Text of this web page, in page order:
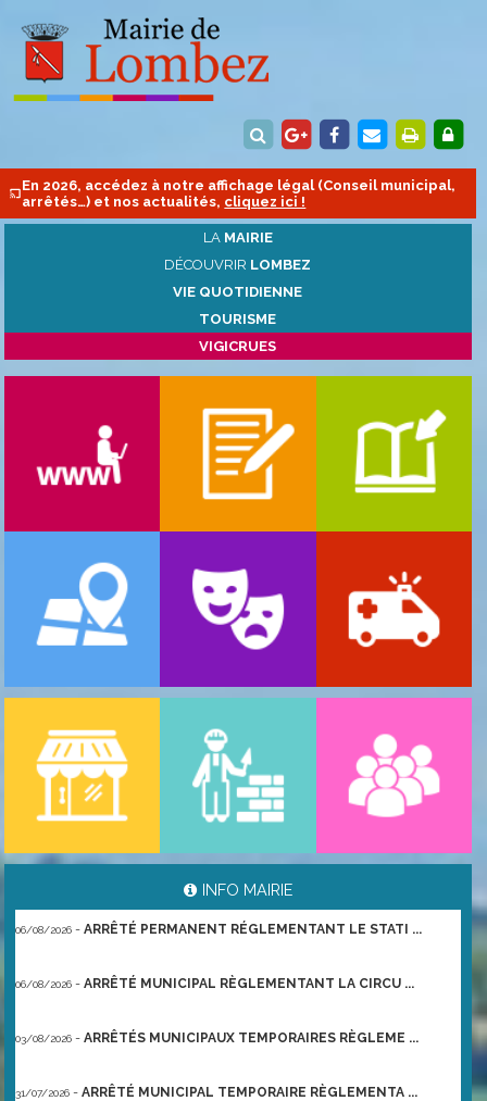
En 2026, accédez à notre affichage légal (Conseil municipal,
arrêtés…) et nos actualités, cliquez ici !
LA MAIRIE
DÉCOUVRIR LOMBEZ
VIE QUOTIDIENNE
TOURISME
VIGICRUES
INFO MAIRIE
06/08/2026 ARRÊTÉ PERMANENT RÉGLEMENTANT LE STATI ...
06/08/2026 ARRÊTÉ MUNICIPAL RÈGLEMENTANT LA CIRCU ...
03/08/2026 ARRÊTÉS MUNICIPAUX TEMPORAIRES RÈGLEME ...
31/07/2026 ARRÊTÉ MUNICIPAL TEMPORAIRE RÈGLEMENTA ...